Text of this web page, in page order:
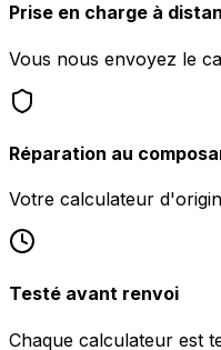
Prise en charge à
Vous nous envoyez le
Réparation au
Votre calculateur
Testé avant renvoi
Chaque calculateur est